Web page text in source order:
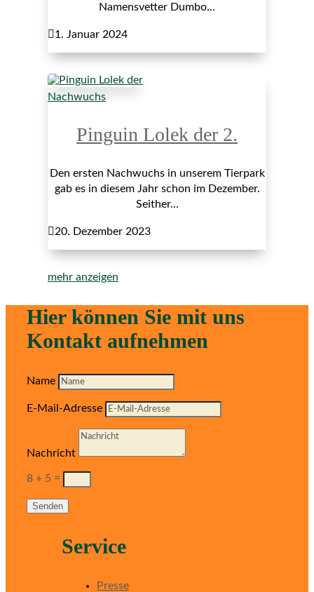
Namensvetter Dumbo...
1. Januar 2024
Nachwuchs
Pinguin Lolek der 2.
Den ersten Nachwuchs in unserem Tierpark
gab es in diesem Jahr schon im Dezember.
Seither...
20. Dezember 2023
mehr anzeigen
Hier können Sie mit uns
Kontakt aufnehmen
Name
E-Mail-Adresse
Nachricht
8 + 5 =
Senden
Service
Presse